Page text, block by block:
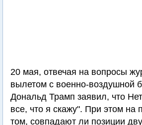
20 мая, отвечая на вопросы
вылетом с военно-воздушной
Дональд Трамп заявил, что
все, что я скажу". При этом на
том, совпадают ли позиции